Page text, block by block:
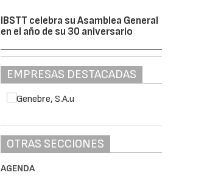
IBSTT celebra su Asamblea General
en el año de su 30 aniversario
EMPRESAS DESTACADAS
OTRAS SECCIONES
AGENDA